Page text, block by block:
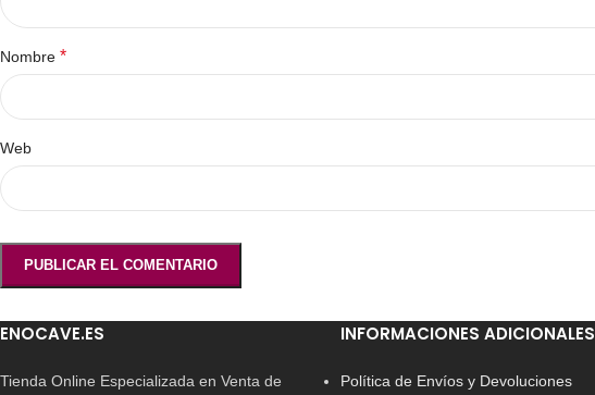
Nombre *
Web
ENOCAVE.ES
Tienda Online Especializada en Venta de
INFORMACIONES ADICIONALES
Política de Envíos y Devoluciones